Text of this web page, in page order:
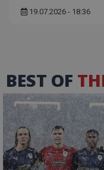
19.07.2026 - 18:36
BEST OF